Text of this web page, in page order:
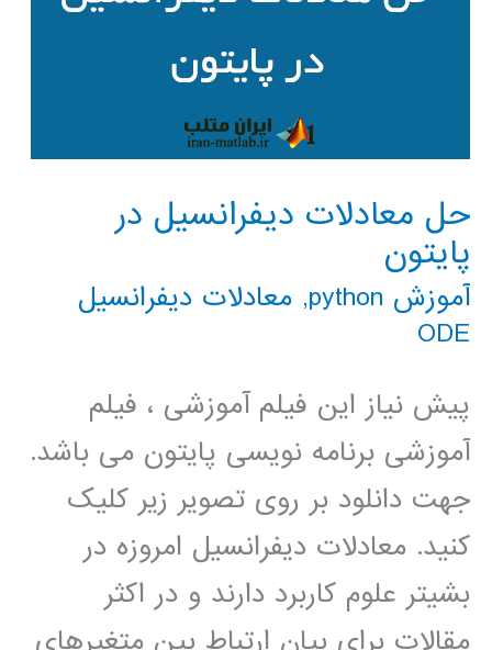
حل معادلات دیفرانسیل در
پایتون
آموزش python , معادلات دیفرانسیل
ODE
پیش نیاز این فیلم آموزشی ، فیلم
آموزشی برنامه نویسی پایتون می باشد.
جهت دانلود بر روی تصویر زیر کلیک
کنید. معادلات دیفرانسیل امروزه در
بشیتر علوم کاربرد دارند و در اکثر
مقالات برای بیان ارتباط بین متغیرهای